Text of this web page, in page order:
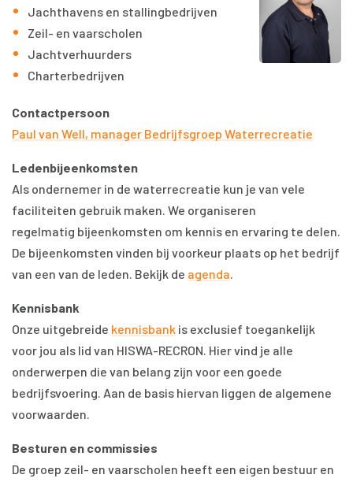
Jachthavens en stallingbedrijven
Zeil- en vaarscholen
Jachtverhuurders
Charterbedrijven
Contactpersoon
Paul van Well, manager Bedrijfsgroep Waterrecreatie
Ledenbijeenkomsten
Als ondernemer in de waterrecreatie kun je van vele
faciliteiten gebruik maken. We organiseren
regelmatig bijeenkomsten om kennis en ervaring te delen.
De bijeenkomsten vinden bij voorkeur plaats op het bedrijf
van een van de leden. Bekijk de agenda.
Kennisbank
Onze uitgebreide kennisbank is exclusief toegankelijk
voor jou als lid van HISWA-RECRON. Hier vind je alle
onderwerpen die van belang zijn voor een goede
bedrijfsvoering. Aan de basis hiervan liggen de algemene
voorwaarden.
Besturen en commissies
De groep zeil- en vaarscholen heeft een eigen bestuur en